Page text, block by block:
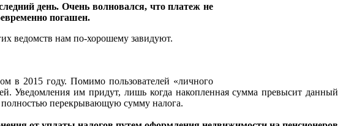
день. Очень волновался, что платеж не
погашен.
ведомств нам по-хорошему завидуют.
в 2015 году. Помимо пользователей «личного
Уведомления им придут, лишь когда накопленная сумма превысит данный
полностью перекрывающую сумму налога.